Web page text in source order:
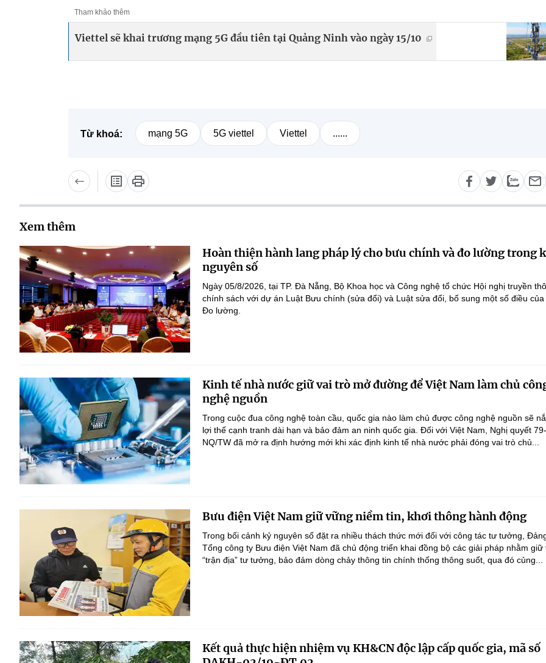
Tham khảo thêm
Viettel sẽ khai trương mạng 5G đầu tiên tại Quảng Ninh vào ngày 15/10
Từ khoá: mạng 5G 5G viettel Viettel ......
Xem thêm
Hoàn thiện hành lang pháp lý cho bưu chính và đo lường trong
nguyên số
Ngày 05/8/2026, tại TP. Đà Nẵng, Bộ Khoa học và Công nghệ tổ chức Hội nghị truyền
chính sách với dự án Luật Bưu chính (sửa đổi) và Luật sửa đổi, bổ sung một số điều của
Đo lường.
Kinh tế nhà nước giữ vai trò mở đường để Việt Nam làm chủ
nghệ nguồn
Trong cuộc đua công nghệ toàn cầu, quốc gia nào làm chủ được công nghệ nguồn sẽ
lợi thế cạnh tranh dài hạn và bảo đảm an ninh quốc gia. Đối với Việt Nam, Nghị quyết 79-
NQ/TW đã mở ra định hướng mới khi xác định kinh tế nhà nước phải đóng vai trò chủ...
Bưu điện Việt Nam giữ vững niềm tin, khơi thông hành động
Trong bối cảnh kỷ nguyên số đặt ra nhiều thách thức mới đối với công tác tư tưởng,
Tổng công ty Bưu điện Việt Nam đã chủ động triển khai đồng bộ các giải pháp nhằm giữ
“trận địa” tư tưởng, bảo đảm dòng chảy thông tin chính thống thông suốt, qua đó củng...
Kết quả thực hiện nhiệm vụ KH&CN độc lập cấp quốc gia, mã số